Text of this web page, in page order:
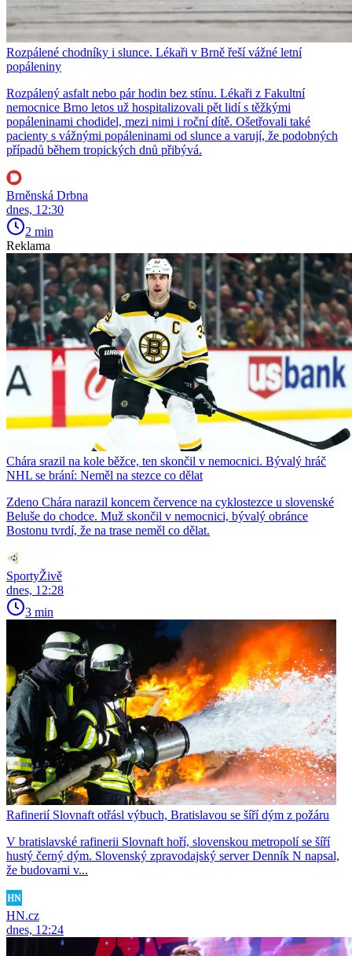
Rozpálené chodníky i slunce. Lékaři v Brně řeší vážné letní
popáleniny
Rozpálený asfalt nebo pár hodin bez stínu. Lékaři z Fakultní
nemocnice Brno letos už hospitalizovali pět lidí s těžkými
popáleninami chodidel, mezi nimi i roční dítě. Ošetřovali také
pacienty s vážnými popáleninami od slunce a varují, že podobných
případů během tropických dnů přibývá.
Brněnská Drbna
dnes, 12:30
2 min
Reklama
Chára srazil na kole běžce, ten skončil v nemocnici. Bývalý hráč
NHL se brání: Neměl na stezce co dělat
Zdeno Chára narazil koncem července na cyklostezce u slovenské
Beluše do chodce. Muž skončil v nemocnici, bývalý obránce
Bostonu tvrdí, že na trase neměl co dělat.
SportyŽivě
dnes, 12:28
3 min
Rafinerií Slovnaft otřásl výbuch, Bratislavou se šíří dým z požáru
V bratislavské rafinerii Slovnaft hoří, slovenskou metropolí se šíří
hustý černý dým. Slovenský zpravodajský server Denník N napsal,
že budovami v...
HN.cz
dnes, 12:24